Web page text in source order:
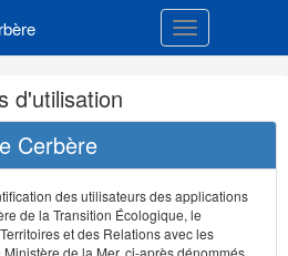
Toggle
d'utilisation
Cerbère
des utilisateurs des applications
de la Transition Écologique, le
et des Relations avec les
de la Mer, ci-après dénommés